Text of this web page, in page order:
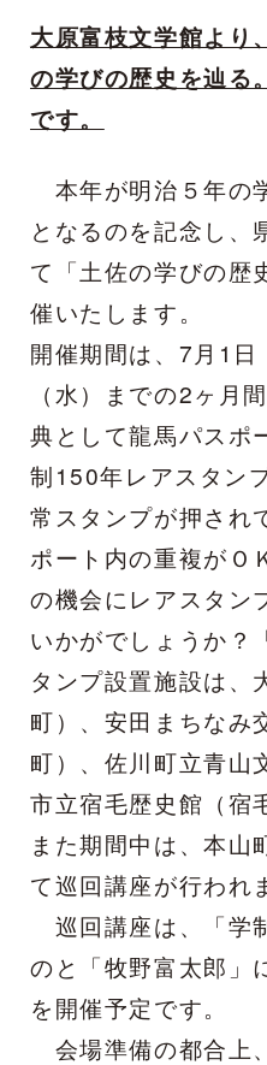
大原富枝文学館より
の学びの歴史を辿る
です。
本年が明治５年の
となるのを記念し、
て「土佐の学びの歴
催いたします。
開催期間は、7月1
（水）までの2ヶ月
典として龍馬パスポ
制150年レアスタン
常スタンプが押され
ポート内の重複がＯ
の機会にレアスタン
いかがでしょうか？
タンプ設置施設は、
町）、安田まちなみ
町）、佐川町立青山
市立宿毛歴史館（宿
また期間中は、本山
て巡回講座が行われ
巡回講座は、「学
のと「牧野富太郎」
を開催予定です。
会場準備の都合上